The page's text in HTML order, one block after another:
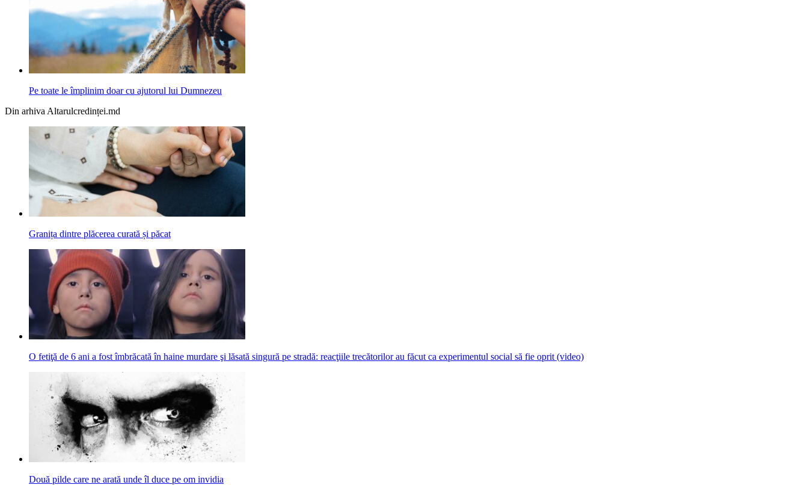
Pe toate le împlinim doar cu ajutorul lui Dumnezeu
Din arhiva Altarulcredinței.md
Granița dintre plăcerea curată și păcat
O fetiţă de 6 ani a fost îmbrăcată în haine murdare şi lăsată singură pe stradă: reacţiile trecătorilor au făcut ca experimentul social să fie oprit (video)
Două pilde care ne arată unde îl duce pe om invidia